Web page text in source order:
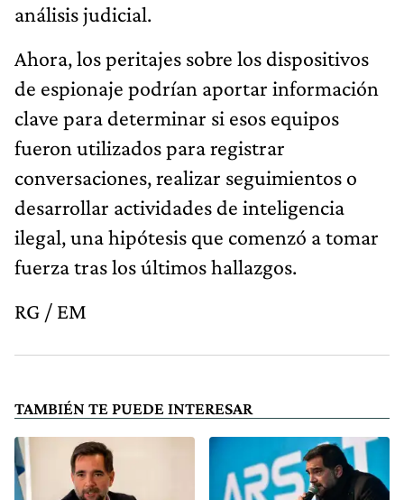
análisis judicial.
Ahora, los peritajes sobre los dispositivos
de espionaje podrían aportar información
clave para determinar si esos equipos
fueron utilizados para registrar
conversaciones, realizar seguimientos o
desarrollar actividades de inteligencia
ilegal, una hipótesis que comenzó a tomar
fuerza tras los últimos hallazgos.
RG / EM
TAMBIÉN TE PUEDE INTERESAR